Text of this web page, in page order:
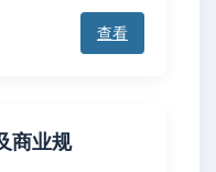
查看
商业规